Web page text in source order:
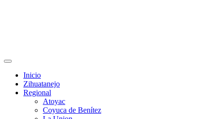
Primary
Inicio
Zihuatanejo
Regional
Atoyac
Coyuca de Benítez